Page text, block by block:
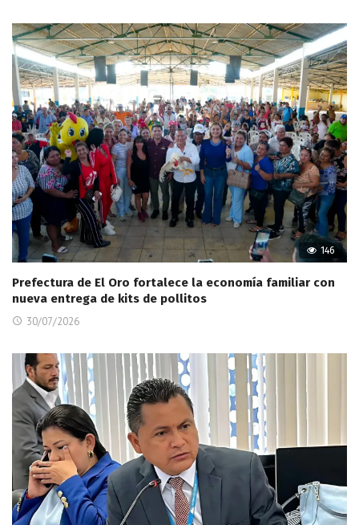
146
Prefectura de El Oro fortalece la economía familiar con
nueva entrega de kits de pollitos
30/07/2026